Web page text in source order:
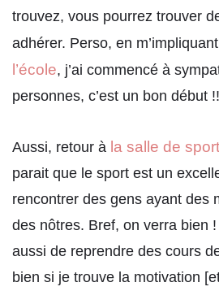
trouvez, vous pourrez trouver
adhérer. Perso, en
l’école, j’ai commencé à
personnes, c’est un bon début !!
Aussi, retour à la salle de sport
parait que le sport est un
rencontrer des gens ayant des
des nôtres. Bref, on verra bien !
aussi de reprendre des cours
bien si je trouve la motivation